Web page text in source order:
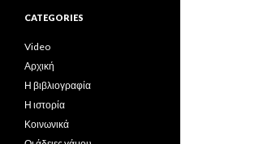
CATEGORIES
Video
Αρχική
Η βιβλιογραφία
Η ιστορία
Κοινωνικά